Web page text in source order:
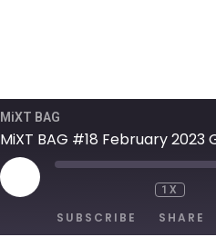
MiXT BAG
MiXT BAG #18 February 2023
PLAY
EPISODE MUTE/UNMUTE
REWIND
SECONDS
1X
SUBSCRIBE SHARE